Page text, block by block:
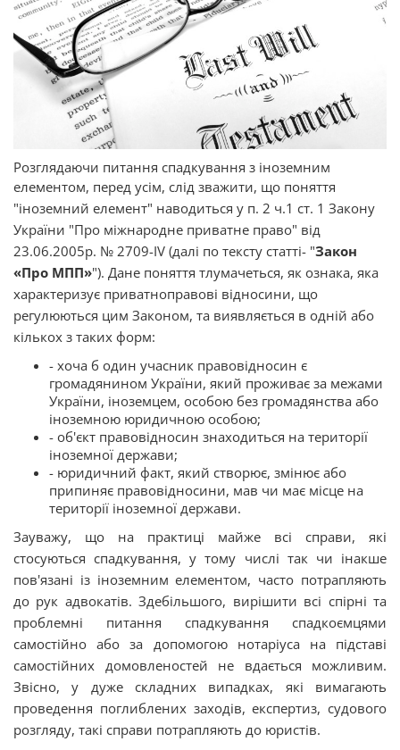
Розглядаючи питання спадкування з іноземним
елементом, перед усім, слід зважити, що поняття
"іноземний елемент" наводиться у п. 2 ч.1 ст. 1 Закону
України "Про міжнародне приватне право" від
23.06.2005р. № 2709-IV (далі по тексту статті- "Закон
«Про МПП»"). Дане поняття тлумачеться, як ознака, яка
характеризує приватноправові відносини, що
регулюються цим Законом, та виявляється в одній або
кількох з таких форм:
- хоча б один учасник правовідносин є
громадянином України, який проживає за межами
України, іноземцем, особою без громадянства або
іноземною юридичною особою;
- об'єкт правовідносин знаходиться на території
іноземної держави;
- юридичний факт, який створює, змінює або
припиняє правовідносини, мав чи має місце на
території іноземної держави.
Зауважу, що на практиці майже всі справи, які
стосуються спадкування, у тому числі так чи інакше
пов'язані із іноземним елементом, часто потрапляють
до рук адвокатів. Здебільшого, вирішити всі спірні та
проблемні питання спадкування спадкоємцями
самостійно або за допомогою нотаріуса на підставі
самостійних домовленостей не вдається можливим.
Звісно, у дуже складних випадках, які вимагають
проведення поглиблених заходів, експертиз, судового
розгляду, такі справи потрапляють до юристів.